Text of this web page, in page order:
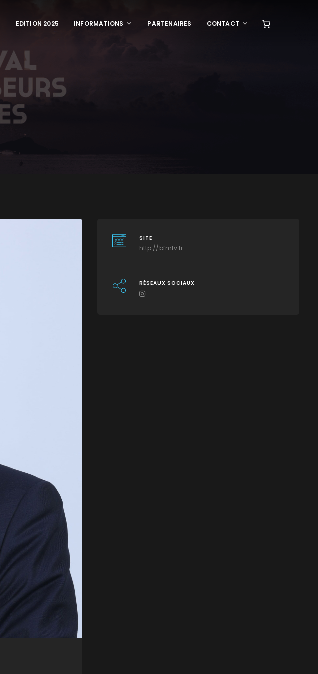
EDITION 2025 INFORMATIONS PARTENAIRES CONTACT
SITE
http://bfmtv.fr
RÉSEAUX SOCIAUX